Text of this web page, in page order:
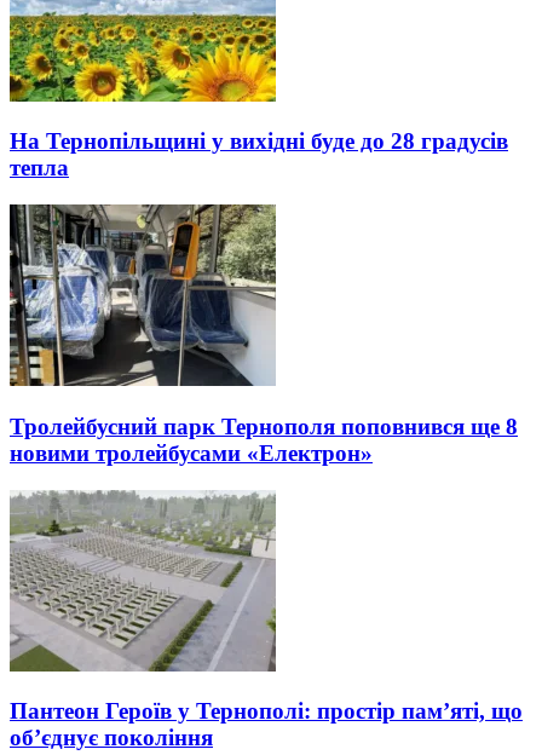
На Тернопільщині у вихідні буде до 28 градусів
тепла
Тролейбусний парк Тернополя поповнився ще 8
новими тролейбусами «Електрон»
Пантеон Героїв у Тернополі: простір пам’яті, що
об’єднує покоління